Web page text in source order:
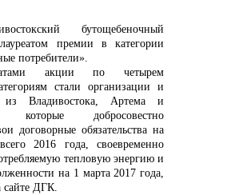
50 50
бутощебеночный
премии в категории
потребители».
акции по четырем
стали организации и
из Владивостока, Артема и
которые добросовестно
договорные обязательства на
2016 года, своевременно
тепловую энергию и
на 1 марта 2017 года,
сайте ДГК.